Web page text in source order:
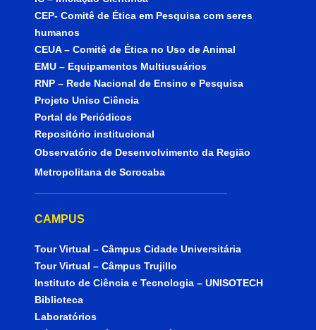
CEP- Comitê de Ética em Pesquisa com seres
humanos
CEUA – Comitê de Ética no Uso de Animal
EMU – Equipamentos Multiusuários
RNP – Rede Nacional de Ensino e Pesquisa
Projeto Uniso Ciência
Portal de Periódicos
Repositório institucional
Observatório de Desenvolvimento da Região
Metropolitana de Sorocaba
CAMPUS
Tour Virtual – Câmpus Cidade Universitária
Tour Virtual – Câmpus Trujillo
Instituto de Ciência e Tecnologia – UNISOTECH
Biblioteca
Laboratórios